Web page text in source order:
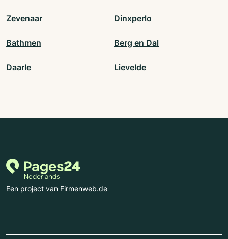
Zevenaar Dinxperlo
Bathmen Berg en Dal
Daarle Lievelde
Een project van Firmenweb.de